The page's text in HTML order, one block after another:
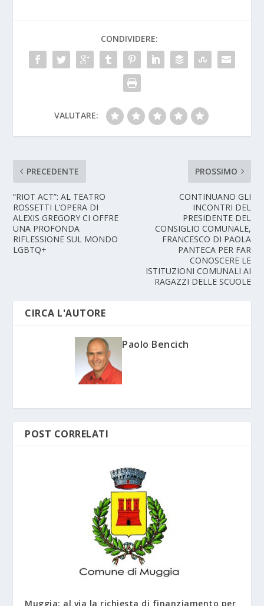
CONDIVIDERE:
VALUTARE:
PRECEDENTE
“RIOT ACT”: AL TEATRO
ROSSETTI L’OPERA DI
ALEXIS GREGORY CI OFFRE
UNA PROFONDA
RIFLESSIONE SUL MONDO
LGBTQ+
PROSSIMO
CONTINUANO GLI
INCONTRI DEL
PRESIDENTE DEL
CONSIGLIO COMUNALE,
FRANCESCO DI PAOLA
PANTECA PER FAR
CONOSCERE LE
ISTITUZIONI COMUNALI AI
RAGAZZI DELLE SCUOLE
CIRCA L'AUTORE
Paolo Bencich
POST CORRELATI
Muggia: al via la richiesta di finanziamento per